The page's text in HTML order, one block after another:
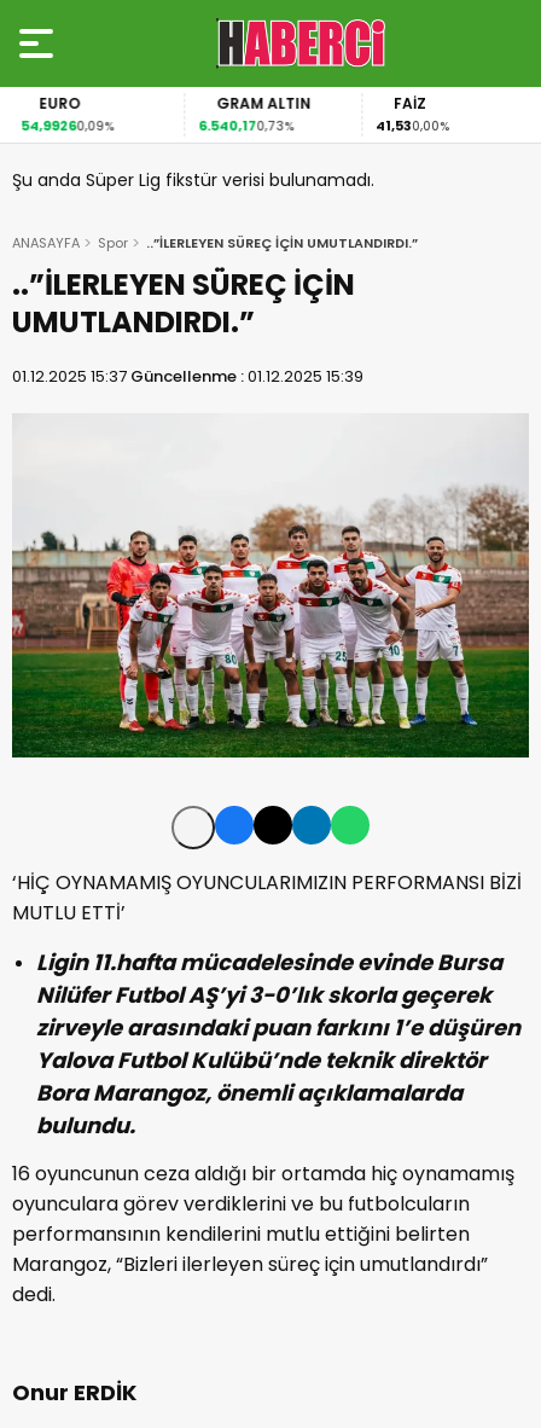
EURO
54,99260,09%
GRAM ALTIN
6.540,170,73%
FAİZ
41,530,00%
Şu anda Süper Lig fikstür verisi bulunamadı.
ANASAYFA Spor ..”İLERLEYEN SÜREÇ İÇİN UMUTLANDIRDI.”
..”İLERLEYEN SÜREÇ İÇİN
UMUTLANDIRDI.”
01.12.2025 15:37 Güncellenme :01.12.2025 15:39
‘HİÇ OYNAMAMIŞ OYUNCULARIMIZIN PERFORMANSI BİZİ
MUTLU ETTİ’
Ligin 11.hafta mücadelesinde evinde Bursa
Nilüfer Futbol AŞ’yi 3-0’lık skorla geçerek
zirveyle arasındaki puan farkını 1’e düşüren
Yalova Futbol Kulübü’nde teknik direktör
Bora Marangoz, önemli açıklamalarda
bulundu.
16 oyuncunun ceza aldığı bir ortamda hiç oynamamış
oyunculara görev verdiklerini ve bu futbolcuların
performansının kendilerini mutlu ettiğini belirten
Marangoz, “Bizleri ilerleyen süreç için umutlandırdı”
dedi.
Onur ERDİK